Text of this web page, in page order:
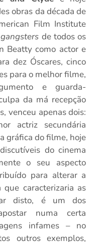
obras da década de
Film Institute
gangsters de todos os
Beatty como actor e
dez Óscares, cinco
para o melhor filme,
e guarda-
da má recepção
venceu apenas dois:
actriz secundária
gráfica do filme, hoje
do cinema
o seu aspecto
para alterar a
caracterizaria as
disto, é um dos
numa certa
infames – no
outros exemplos,